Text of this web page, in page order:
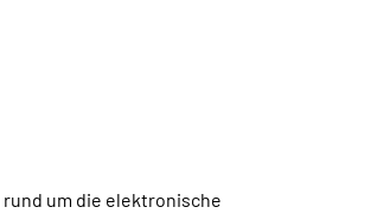
um die elektronische